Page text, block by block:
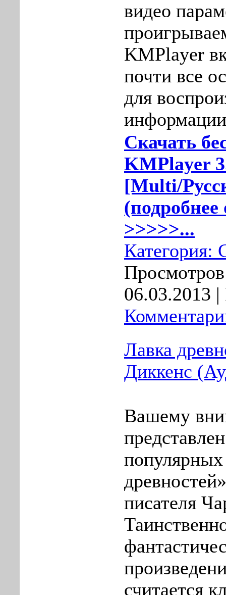
видео
KMPlayer
почти все
для
Скачать
KMPlayer
[Multi/
(подробнее
>>>>>...
Категория:
06.03.2013 |
Лавка
Диккенс
Вашему
писателя
считается